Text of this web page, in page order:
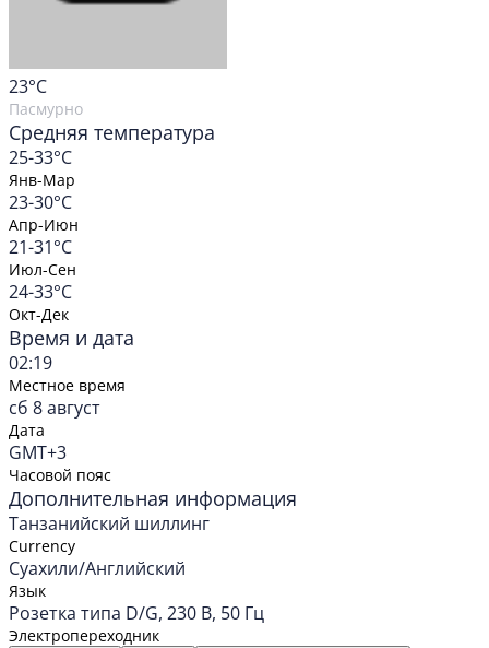
23°C
Пасмурно
Средняя температура
25-33°C
Янв-Мар
23-30°C
Апр-Июн
21-31°C
Июл-Сен
24-33°C
Окт-Дек
Время и дата
02:19
Местное время
сб 8 август
Дата
GMT+3
Часовой пояс
Дополнительная информация
Танзанийский шиллинг
Currency
Суахили/Английский
Язык
Розетка типа D/G, 230 В, 50 Гц
Электропереходник